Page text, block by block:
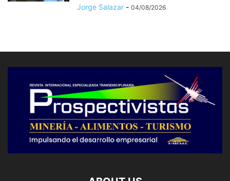
Jorge Salazar - 04/08/2026